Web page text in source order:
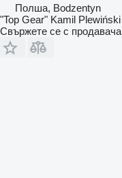
Полша, Bodzentyn
"Top Gear" Kamil Plewiński
Свържете се с продавача